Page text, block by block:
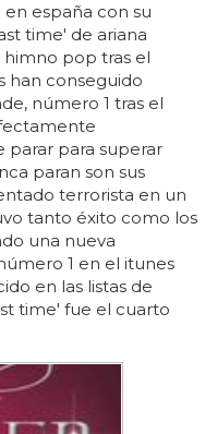
españa con su
time' de ariana
himno pop tras el
han conseguido
número 1 tras el
parar para superar
paran son sus
terrorista en un
tanto éxito como los
una nueva
1 en el itunes
en las listas de
time' fue el cuarto